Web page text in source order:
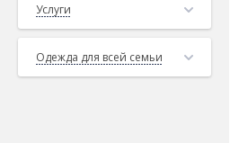
Услуги
Одежда для всей семьи